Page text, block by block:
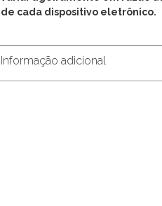
de cada dispositivo eletrônico.
Informação adicional